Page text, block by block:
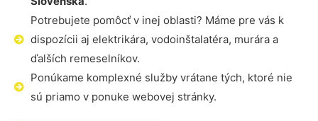
Potrebujete pomôcť v inej oblasti? Máme pre vás k
dispozícii aj elektrikára, vodoinštalatéra, murára a
ďalších remeselníkov.
Ponúkame komplexné služby vrátane tých, ktoré nie
sú priamo v ponuke webovej stránky.